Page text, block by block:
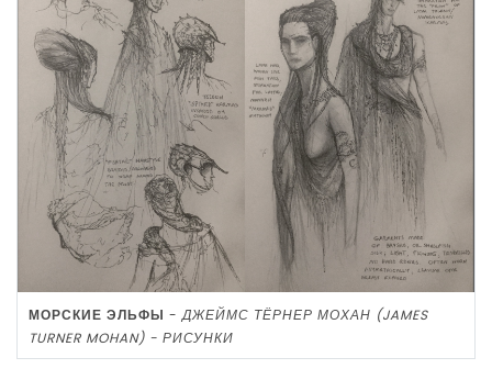
МОРСКИЕ ЭЛЬФЫ -ДЖЕЙМС ТЁРНЕР МОХАН (JAMES
TURNER MOHAN) - РИСУНКИ